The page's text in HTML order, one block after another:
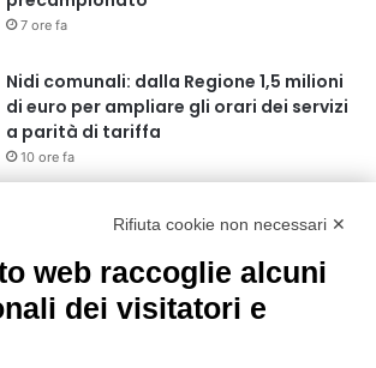
7 ore fa
Nidi comunali: dalla Regione 1,5 milioni
di euro per ampliare gli orari dei servizi
a parità di tariffa
10 ore fa
collegamenti verso la collina
Sauze d’Oulx: il secondo weekend di
Rifiuta cookie non necessari ✕
web raccoglie alcuni
dei visitatori e